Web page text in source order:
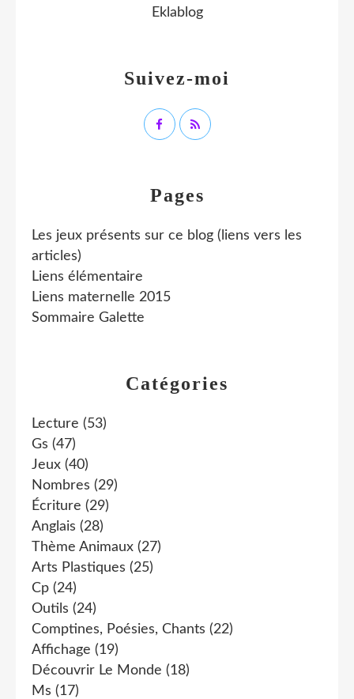
Catégories
Lecture (53)
Gs (47)
Jeux (40)
Nombres (29)
Écriture (29)
Anglais (28)
Thème Animaux (27)
Arts Plastiques (25)
Cp (24)
Outils (24)
Comptines, Poésies, Chants (22)
Affichage (19)
Découvrir Le Monde (18)
Ms (17)
Pages
Les jeux présents sur ce blog (liens vers les
articles)
Liens élémentaire
Liens maternelle 2015
Sommaire Galette
Suivez-moi
Eklablog